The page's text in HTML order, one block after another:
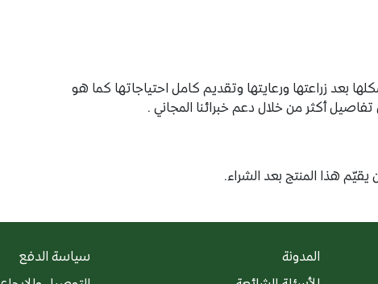
بعد زراعتها ورعايتها وتقديم كامل احتياجاتها كما هو
أكثر من خلال دعم خبرائنا المجاني .
هذا المنتج بعد الشراء.
المدونة
سياسة الدفع